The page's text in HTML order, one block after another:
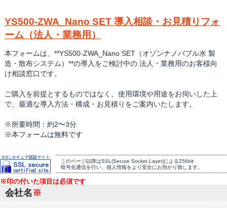
YS500-ZWA_Nano SET 導入相談・お見積りフォ
ーム（法人・業務用）
本フォームは、**YS500-ZWA_Nano SET（オゾンナノバブル水 製
造・散布システム）**の導入をご検討中の 法人・業務用のお客様向
け相談窓口です。
ご購入を前提とするものではなく、使用環境や用途をお伺いした上
で、最適な導入方法・構成・お見積りをご案内いたします。
※所要時間：約2〜3分
※本フォームは無料です
このページ以降はSSL(Secure Socket Layer)による256bit
暗号化通信を行い、個人情報をより安全にお預かり致します。
※印の付いた項目は必須です
会社名 ※